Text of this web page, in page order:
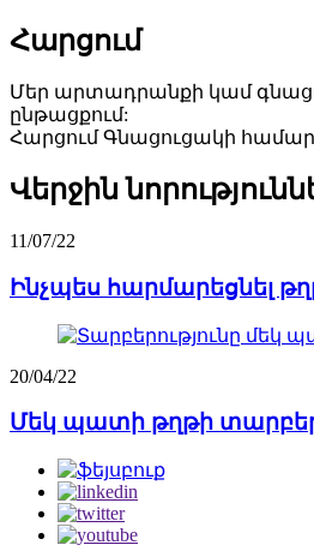
Հարցում
Մեր արտադրանքի կամ
ընթացքում:
Հարցում Գնացուցակի համար
Վերջին
11/07/22
Ինչպես հարմարեցնել
20/04/22
Մեկ պատի թղթի